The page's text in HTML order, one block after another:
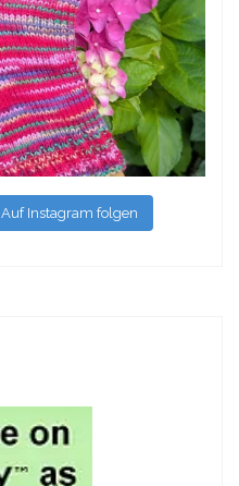
Auf Instagram folgen